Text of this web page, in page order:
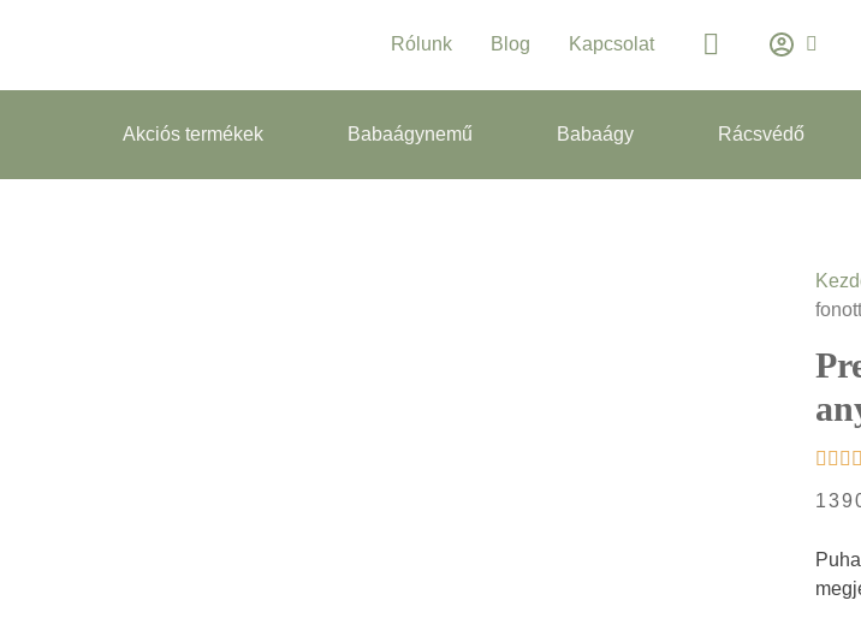
Rólunk Blog Kapcsolat
Akciós termékek Babaágynemű Babaágy Rácsvédő